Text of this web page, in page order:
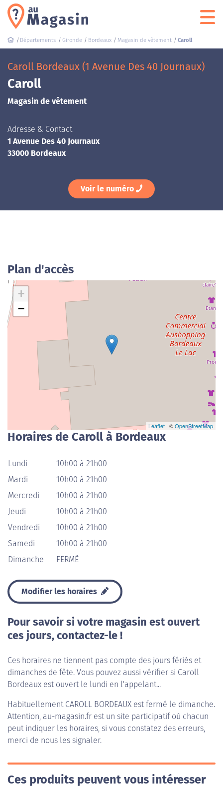
Départements Gironde Bordeaux Magasin de vêtement Caroll
Caroll Bordeaux (1 Avenue Des 40 Journaux)
Caroll
Magasin de vêtement
Adresse & Contact
1 Avenue Des 40 Journaux
33000 Bordeaux
Voir le numéro
Plan d'accès
+
−
Leaflet | ©OpenStreetMap
Horaires de Caroll à Bordeaux
Lundi
10h00 à 21h00
Mardi
10h00 à 21h00
Mercredi
10h00 à 21h00
Jeudi
10h00 à 21h00
Vendredi
10h00 à 21h00
Samedi
10h00 à 21h00
Dimanche
FERMÉ
Modifier les horaires
Pour savoir si votre magasin est ouvert
ces jours, contactez-le !
Ces horaires ne tiennent pas compte des jours fériés et
dimanches de fête. Vous pouvez aussi vérifier si Caroll
Bordeaux est ouvert le lundi en l'appelant...
Habituellement CAROLL BORDEAUX est fermé le dimanche.
Attention, au-magasin.fr est un site participatif où chacun
peut indiquer les horaires, si vous constatez des erreurs,
merci de nous les signaler.
Ces produits peuvent vous intéresser